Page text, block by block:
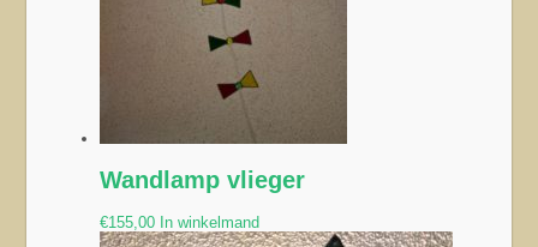
Wandlamp vlieger
€155,00 In winkelmand